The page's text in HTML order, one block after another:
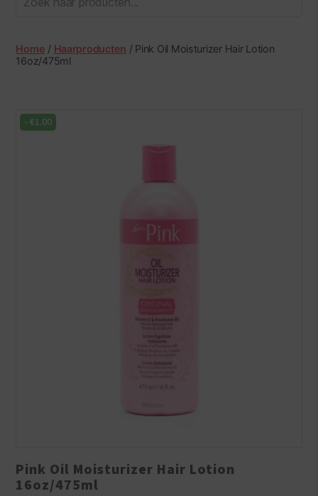
Hair
Beauty
Centre
Home / Haarproducten / Pink Oil Moisturizer Hair Lotion
16oz/475ml
-€1.00
Pink Oil Moisturizer Hair Lotion
16oz/475ml